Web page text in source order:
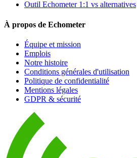
Outil Echometer 1:1 vs alternatives
À propos de Echometer
Équipe et mission
Emplois
Notre histoire
Conditions générales d'utilisation
Politique de confidentialité
Mentions légales
GDPR & sécurité